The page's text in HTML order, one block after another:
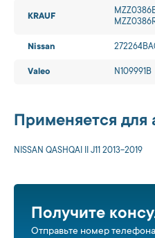
KRAUF
Nissan
Valeo N109991B
Применяется для
NISSAN QASHQAI II J11 2013-2019
Получите
Отправьте номер